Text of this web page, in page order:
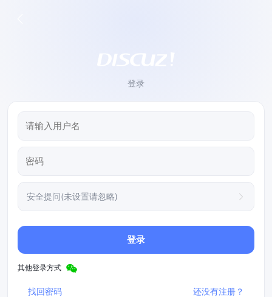
登录
安全提问(未设置请忽略)
登录
其他登录方式
找回密码 还没有注册？